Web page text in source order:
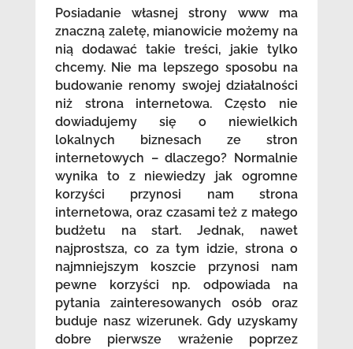
Posiadanie własnej strony www ma
znaczną zaletę, mianowicie możemy na
nią dodawać takie treści, jakie tylko
chcemy. Nie ma lepszego sposobu na
budowanie renomy swojej działalności
niż strona internetowa. Często nie
dowiadujemy się o niewielkich
lokalnych biznesach ze stron
internetowych – dlaczego? Normalnie
wynika to z niewiedzy jak ogromne
korzyści przynosi nam strona
internetowa, oraz czasami też z małego
budżetu na start. Jednak, nawet
najprostsza, co za tym idzie, strona o
najmniejszym koszcie przynosi nam
pewne korzyści np. odpowiada na
pytania zainteresowanych osób oraz
buduje nasz wizerunek. Gdy uzyskamy
dobre pierwsze wrażenie poprzez